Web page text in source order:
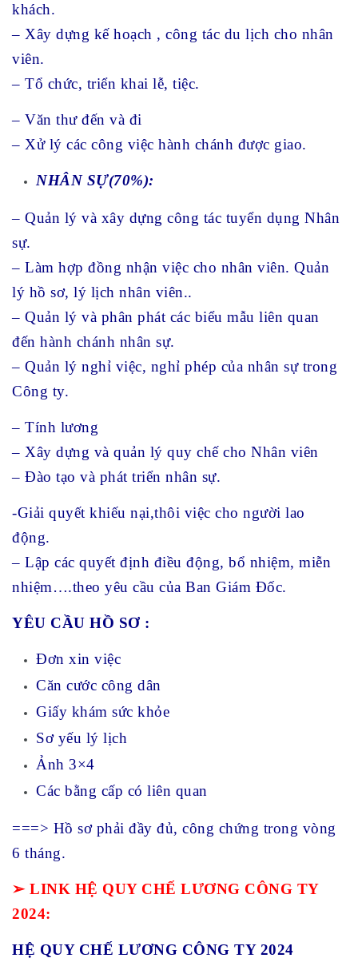
khách.
– Xây dựng kế hoạch , công tác du lịch cho nhân
viên.
– Tổ chức, triển khai lễ, tiệc.
– Văn thư đến và đi
– Xử lý các công việc hành chánh được giao.
NHÂN SỰ(70%)
– Quản lý và xây dựng công tác tuyển dụng Nhân
sự.
– Làm hợp đồng nhận việc cho nhân viên. Quản
lý hồ sơ, lý lịch nhân viên..
– Quản lý và phân phát các biểu mẫu liên quan
đến hành chánh nhân sự.
– Quản lý nghỉ việc, nghỉ phép của nhân sự trong
Công ty.
– Tính lương
– Xây dựng và quản lý quy chế cho Nhân viên
– Đào tạo và phát triển nhân sự.
-Giải quyết khiếu nại,thôi việc cho người lao
động.
– Lập các quyết định điều động, bổ nhiệm, miễn
nhiệm….theo yêu cầu của Ban Giám Đốc.
YÊU CẦU HỒ SƠ :
Đơn xin việc
Căn cước công dân
Giấy khám sức khỏe
Sơ yếu lý lịch
Ảnh 3×4
Các bằng cấp có liên quan
===> Hồ sơ phải đầy đủ, công chứng trong vòng
6 tháng.
➢ LINK HỆ QUY CHẾ LƯƠNG CÔNG TY
2024:
HỆ QUY CHẾ LƯƠNG CÔNG TY 2024